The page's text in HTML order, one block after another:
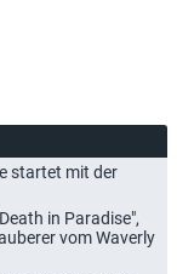
startet mit der
in Paradise",
vom Waverly